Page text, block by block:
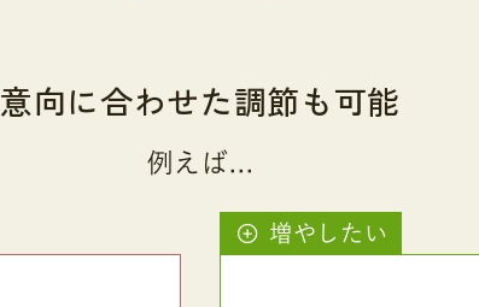
意向に合わせた調節も可能
例えば...
増やしたい